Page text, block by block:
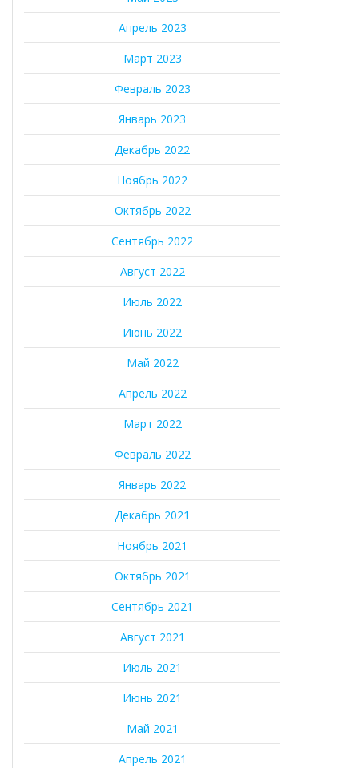
Апрель 2023
Март 2023
Февраль 2023
Январь 2023
Декабрь 2022
Ноябрь 2022
Октябрь 2022
Сентябрь 2022
Август 2022
Июль 2022
Июнь 2022
Май 2022
Апрель 2022
Март 2022
Февраль 2022
Январь 2022
Декабрь 2021
Ноябрь 2021
Октябрь 2021
Сентябрь 2021
Август 2021
Июль 2021
Июнь 2021
Май 2021
Апрель 2021